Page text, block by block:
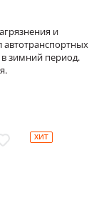
и
автотранспортных
зимний период.
ХИТ